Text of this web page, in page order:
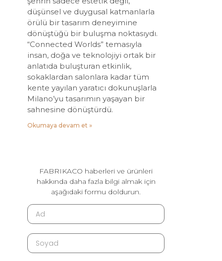
düşünsel ve duygusal katmanlarla
örülü bir tasarım deneyimine
dönüştüğü bir buluşma noktasıydı.
“Connected Worlds” temasıyla
insan, doğa ve teknolojiyi ortak bir
anlatıda buluşturan etkinlik,
sokaklardan salonlara kadar tüm
kente yayılan yaratıcı dokunuşlarla
Milano’yu tasarımın yaşayan bir
sahnesine dönüştürdü.
Okumaya devam et »
FABRIKACO haberleri ve ürünleri
hakkında daha fazla bilgi almak için
aşağıdaki formu doldurun.